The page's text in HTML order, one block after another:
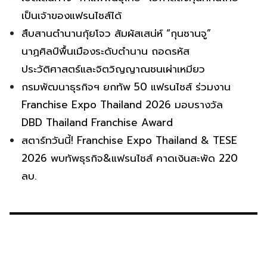
เป็นเจ้าของแฟรนไชส์ได้
สืบสานตำนานกุ้ยโจว สัมผัสเสน่ห์ “กุนซานจู”
นาฏศิลป์พื้นเมืองระดับตำนาน ถอดรหัส
ประวัติศาสตร์และจิตวิญญาณชนเผ่าเหมียว
กรมพัฒนาธุรกิจฯ ยกทัพ 50 แฟรนไชส์ ร่วมงาน
Franchise Expo Thailand 2026 มอบรางวัล
DBD Thailand Franchise Award
สตาร์ทวันนี้! Franchise Expo Thailand & TESE
2026 พบทัพธุรกิจ&แฟรนไชส์ คาดเงินสะพัด 220
ลบ.